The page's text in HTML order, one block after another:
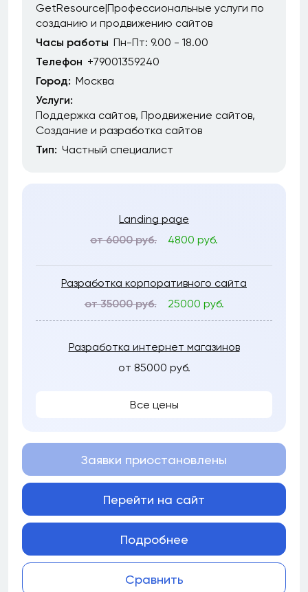
GetResource|Профессиональные услуги по
созданию и продвижению сайтов
Часы работы Пн-Пт: 9.00 - 18.00
Телефон +79001359240
Город: Москва
Услуги:
Поддержка сайтов Продвижение сайтов
Создание и разработка сайтов
Тип: Частный специалист
Landing page
от 6000 руб.
4800 руб.
Разработка корпоративного сайта
от 35000 руб.
25000 руб.
Разработка интернет магазинов
от 85000 руб.
Все цены
Сравнить
Заявки приостановлены
Перейти на сайт
Подробнее